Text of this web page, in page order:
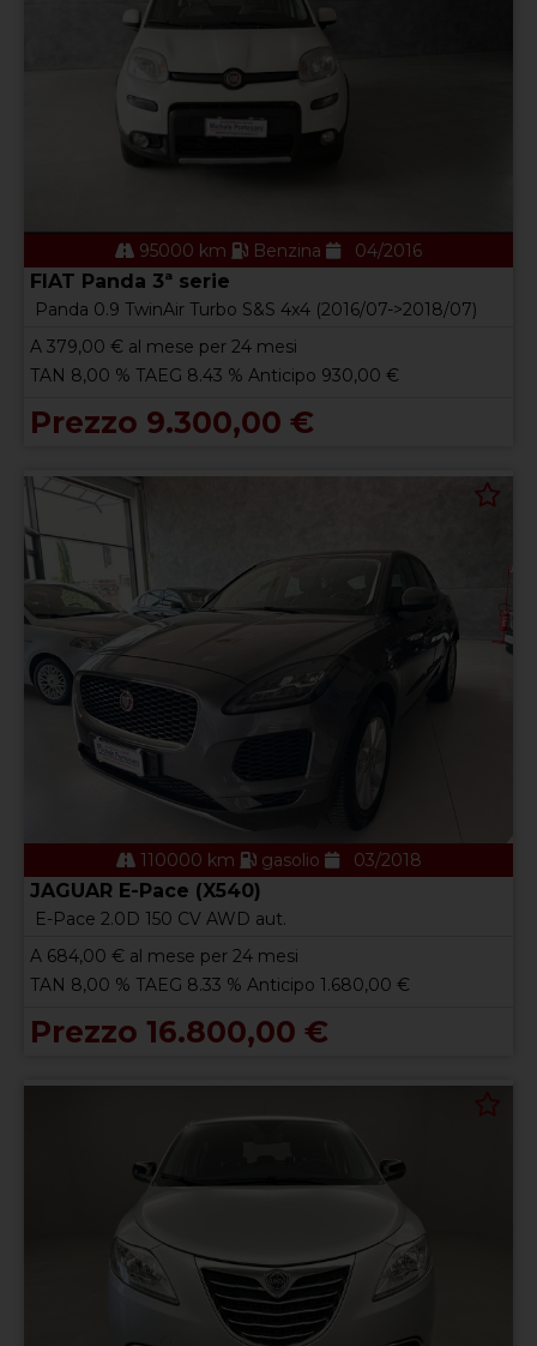
95000 km Benzina 04/2016
FIAT Panda 3ª serie
Panda 0.9 TwinAir Turbo S&S 4x4 (2016/07->2018/07)
A 379,00 € al mese per 24 mesi
TAN 8,00 % TAEG 8.43 % Anticipo 930,00 €
Prezzo 9.300,00 €
110000 km gasolio 03/2018
JAGUAR E-Pace (X540)
E-Pace 2.0D 150 CV AWD aut.
A 684,00 € al mese per 24 mesi
TAN 8,00 % TAEG 8.33 % Anticipo 1.680,00 €
Prezzo 16.800,00 €